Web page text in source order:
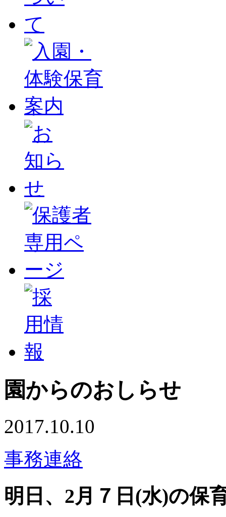
園からのおしらせ
2017.10.10
事務連絡
明日、2月７日(水)の保